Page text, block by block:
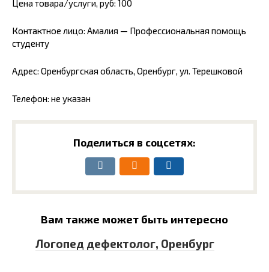
Цена товара/услуги, руб: 100
Контактное лицо: Амалия — Профессиональная помощь
студенту
Адрес: Оренбургская область, Оренбург, ул. Терешковой
Телефон: не указан
Поделиться в соцсетях:
Вам также может быть интересно
Логопед дефектолог, Оренбург